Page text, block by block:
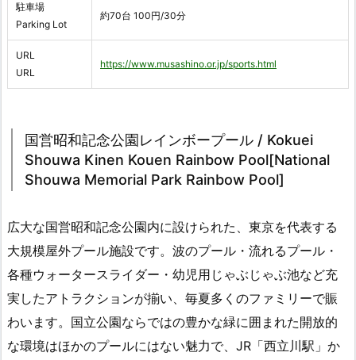
駐車場
Parking Lot
約70台 100円/30分
URL
URL
https://www.musashino.or.jp/sports.html
国営昭和記念公園レインボープール / Kokuei
Shouwa Kinen Kouen Rainbow Pool[National
Shouwa Memorial Park Rainbow Pool]
広大な国営昭和記念公園内に設けられた、東京を代表する
大規模屋外プール施設です。波のプール・流れるプール・
各種ウォータースライダー・幼児用じゃぶじゃぶ池など充
実したアトラクションが揃い、毎夏多くのファミリーで賑
わいます。国立公園ならではの豊かな緑に囲まれた開放的
な環境はほかのプールにはない魅力で、JR「西立川駅」か